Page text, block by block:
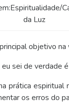
da Luz
objetivo
eu sei de verdade
prática
os erros do